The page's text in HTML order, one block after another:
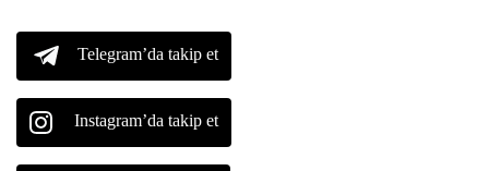
Telegram’da takip et
Instagram’da takip et